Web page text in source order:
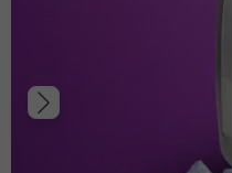
Poprzedni